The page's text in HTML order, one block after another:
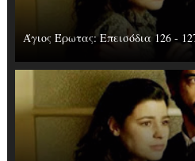
Άγιος Έρωτας: Επεισόδια 126 -